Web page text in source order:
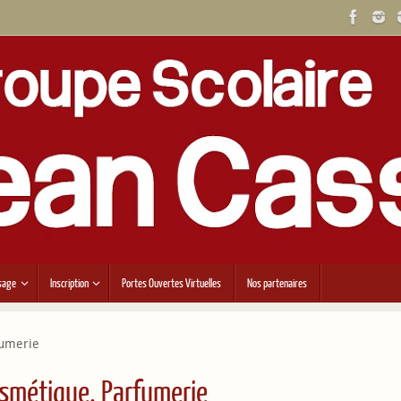
Inscription Portes Ouvertes Virtuelles Nos partenaires
Parfumerie